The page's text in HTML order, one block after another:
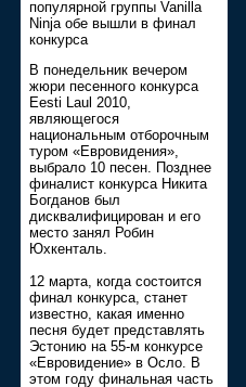
популярной группы Vanilla
Ninja обе вышли в финал
конкурса
В понедельник вечером
жюри песенного конкурса
Eesti Laul 2010,
являющегося
национальным отборочным
туром «Евровидения»,
выбрало 10 песен. Позднее
финалист конкурса Никита
Богданов был
дисквалифицирован и его
место занял Робин
Юхкенталь.
12 марта, когда состоится
финал конкурса, станет
известно, какая именно
песня будет представлять
Эстонию на 55-м конкурсе
«Евровидение» в Осло. В
этом году финальная часть